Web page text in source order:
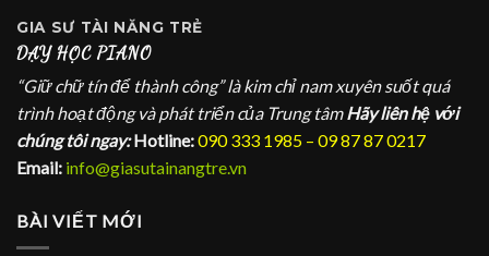
GIA SƯ TÀI NĂNG TRẺ
DẠY HỌC PIANO
“Giữ chữ tín để thành công” là kim chỉ nam xuyên suốt quá
trình hoạt động và phát triển của Trung tâm Hãy liên hệ với
chúng tôi ngay: Hotline:090 333 1985 – 09 87 87 0217
Email: info@giasutainangtre.vn
BÀI VIẾT MỚI